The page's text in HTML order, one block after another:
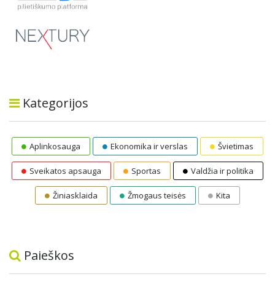
Kategorijos
Aplinkosauga Ekonomika ir verslas Švietimas
Sveikatos apsauga Sportas Valdžia ir politika
Žiniasklaida Žmogaus teisės Kita
Paieškos